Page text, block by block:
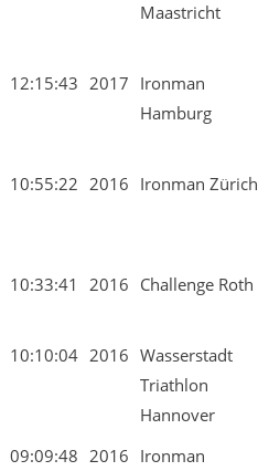
Maastricht
12:15:43 2017 Ironman
Hamburg
10:55:22 2016 Ironman Zürich
10:33:41 2016 Challenge Roth
10:10:04 2016 Wasserstadt
Triathlon
Hannover
09:09:48 2016 Ironman